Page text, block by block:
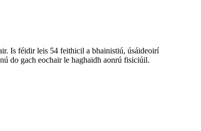
Is féidir leis 54 feithicil a bhainistiú, úsáideoirí
do gach eochair le haghaidh aonrú fisiciúil.